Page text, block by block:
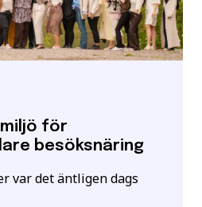
för
besöksnäring
var det äntligen dags